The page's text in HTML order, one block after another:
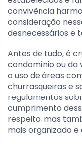
convivência
consideração
desnecessários e
Antes de tudo, é
condomínio ou da
o uso de áreas
churrasqueiras e
regulamentos
cumprimento
respeito, mas
mais organizado e